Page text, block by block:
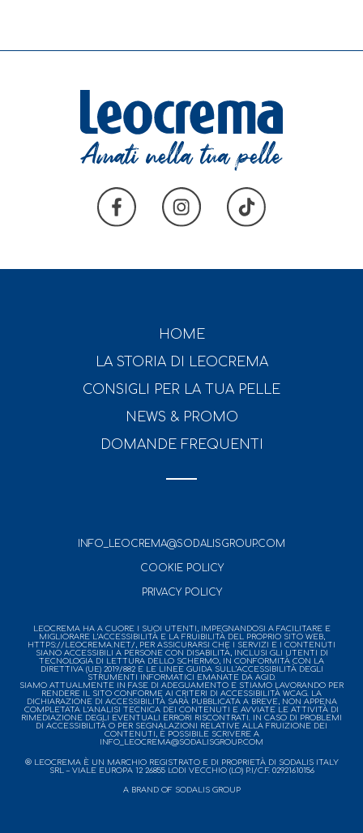
HOME
LA STORIA DI LEOCREMA
CONSIGLI PER LA TUA PELLE
NEWS & PROMO
DOMANDE FREQUENTI
INFO_LEOCREMA@SODALISGROUP.COM
COOKIE POLICY
PRIVACY POLICY
LEOCREMA HA A CUORE I SUOI UTENTI, IMPEGNANDOSI A FACILITARE E
MIGLIORARE L’ACCESSIBILITÀ E LA FRUIBILITÀ DEL PROPRIO SITO WEB,
HTTPS://LEOCREMA.NET/, PER ASSICURARSI CHE I SERVIZI E I CONTENUTI
SIANO ACCESSIBILI A PERSONE CON DISABILITÀ, INCLUSI GLI UTENTI DI
TECNOLOGIA DI LETTURA DELLO SCHERMO, IN CONFORMITÀ CON LA
DIRETTIVA (UE) 2019/882 E LE LINEE GUIDA SULL’ACCESSIBILITÀ DEGLI
STRUMENTI INFORMATICI EMANATE DA AGID.
SIAMO ATTUALMENTE IN FASE DI ADEGUAMENTO E STIAMO LAVORANDO PER
RENDERE IL SITO CONFORME AI CRITERI DI ACCESSIBILITÀ WCAG. LA
DICHIARAZIONE DI ACCESSIBILITÀ SARÀ PUBBLICATA A BREVE, NON APPENA
COMPLETATA L’ANALISI TECNICA DEI CONTENUTI E AVVIATE LE ATTIVITÀ DI
RIMEDIAZIONE DEGLI EVENTUALI ERRORI RISCONTRATI. IN CASO DI PROBLEMI
DI ACCESSIBILITÀ O PER SEGNALAZIONI RELATIVE ALLA FRUIZIONE DEI
CONTENUTI, È POSSIBILE SCRIVERE A
INFO_LEOCREMA@SODALISGROUP.COM
® LEOCREMA È UN MARCHIO REGISTRATO E DI PROPRIETÀ DI SODALIS ITALY
SRL – VIALE EUROPA 12 26855 LODI VECCHIO (LO) P.I/C.F. 02921610156
A BRAND OF SODALIS GROUP